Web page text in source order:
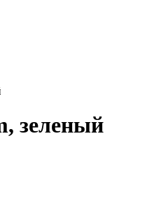
зеленый